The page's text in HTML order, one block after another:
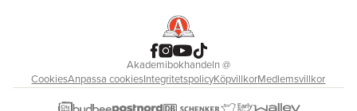
Akademibokhandeln@
CookiesAnpassa cookiesIntegritetspolicyKöpvillkorMedlemsvillkor